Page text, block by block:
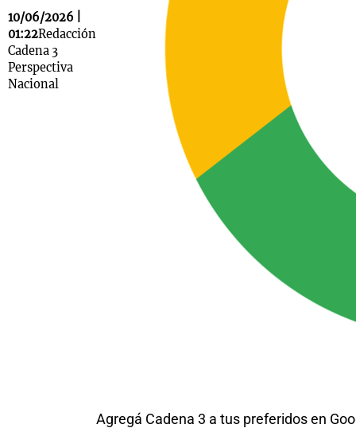
10/06/2026 |
01:22Redacción
Cadena 3
Perspectiva
Nacional
Agregá Cadena 3 a tus preferidos en